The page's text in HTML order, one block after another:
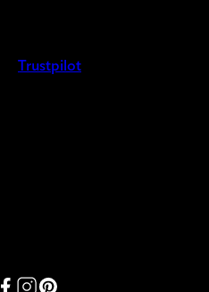
Trustpilot
Link missing Display text from
Link missing Display text
Link missing Display text